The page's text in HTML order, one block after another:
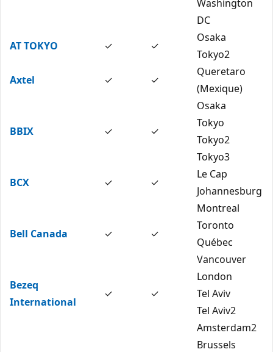
Washington
DC
AT TOKYO
✓ ✓
Osaka
Tokyo2
Axtel
✓ ✓
Queretaro
(Mexique)
BBIX ✓ ✓
Osaka
Tokyo
Tokyo2
Tokyo3
BCX
✓ ✓
Le Cap
Johannesburg
Bell Canada ✓ ✓
Montreal
Toronto
Québec
Vancouver
Bezeq
International
✓ ✓
London
Tel Aviv
Tel Aviv2
Amsterdam2
Brussels